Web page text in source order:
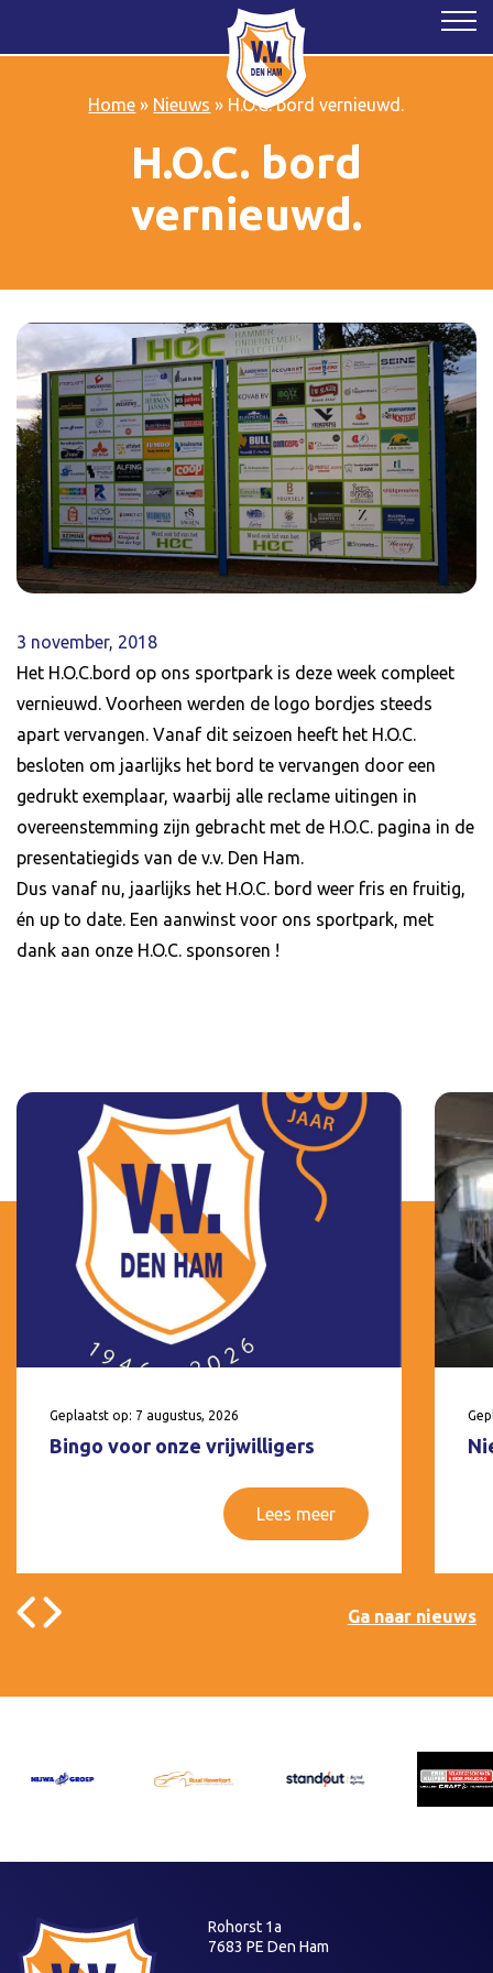
Home » Nieuws » H.O.C. bord vernieuwd.
H.O.C. bord
vernieuwd.
3 november, 2018
Het H.O.C.bord op ons sportpark is deze week compleet
vernieuwd. Voorheen werden de logo bordjes steeds
apart vervangen. Vanaf dit seizoen heeft het H.O.C.
besloten om jaarlijks het bord te vervangen door een
gedrukt exemplaar, waarbij alle reclame uitingen in
overeenstemming zijn gebracht met de H.O.C. pagina in de
presentatiegids van de v.v. Den Ham.
Dus vanaf nu, jaarlijks het H.O.C. bord weer fris en fruitig,
én up to date. Een aanwinst voor ons sportpark, met
dank aan onze H.O.C. sponsoren !
Geplaatst op: 7 augustus, 2026
Bingo voor onze vrijwilligers
Lees meer
Ga naar nieuws
Rohorst 1a
7683 PE Den Ham